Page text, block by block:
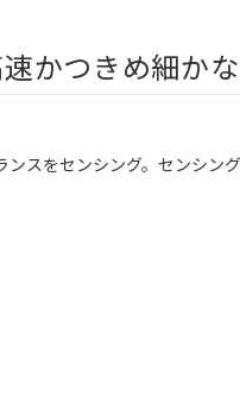
かつきめ細か
スをセンシング。センシ